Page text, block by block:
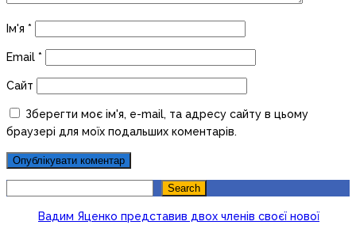
Ім'я *
Email *
Сайт
Зберегти моє ім'я, e-mail, та адресу сайту в цьому
браузері для моїх подальших коментарів.
Search
Вадим Яценко представив двох членів своєї нової